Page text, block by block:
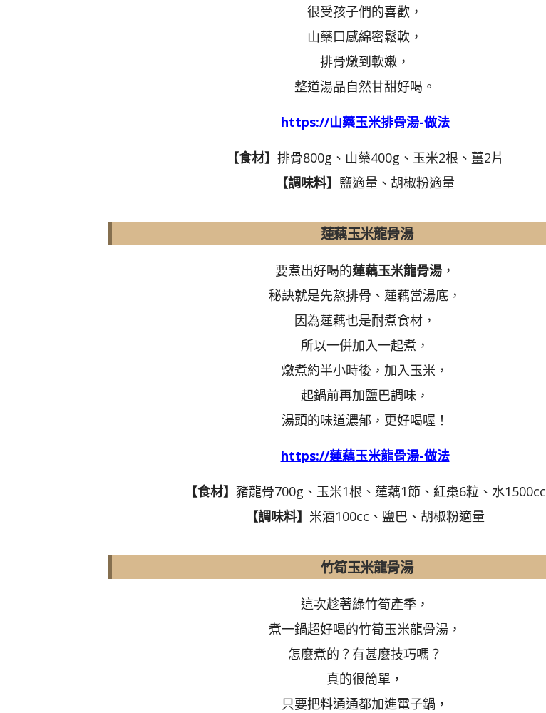
很受孩子們的喜歡，
山藥口感綿密鬆軟，
排骨燉到軟嫩，
整道湯品自然甘甜好喝。
https://山藥玉米排骨湯-做法
【食材】 排骨800g、山藥400g、玉米2根、薑2片
【調味料】 鹽適量、胡椒粉適量
蓮藕玉米龍骨湯
要煮出好喝的蓮藕玉米龍骨湯 ，
秘訣就是先熬排骨、蓮藕當湯底，
因為蓮藕也是耐煮食材，
所以一併加入一起煮，
燉煮約半小時後，加入玉米，
起鍋前再加鹽巴調味，
湯頭的味道濃郁，更好喝喔！
https://蓮藕玉米龍骨湯-做法
【食材】 豬龍骨700g、玉米1根、蓮藕1節、紅棗6粒、水1500cc
【調味料】 米酒100cc、鹽巴、胡椒粉適量
竹筍玉米龍骨湯
這次趁著綠竹筍產季，
煮一鍋超好喝的竹筍玉米龍骨湯，
怎麼煮的？有甚麼技巧嗎？
真的很簡單，
只要把料通通都加進電子鍋，